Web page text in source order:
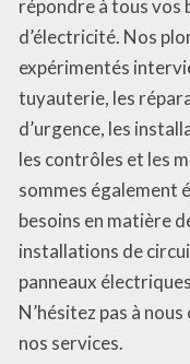
répondre à tous vos
d’électricité. Nos
expérimentés
tuyauterie, les
d’urgence, les
les contrôles et les
sommes également
besoins en matière
installations de
panneaux
N’hésitez pas à
nos services.